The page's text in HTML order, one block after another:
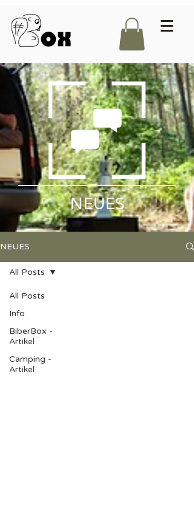
NEUES
NEUES
All Posts
Info
BiberBox -
Artikel
Camping -
Artikel
All Posts